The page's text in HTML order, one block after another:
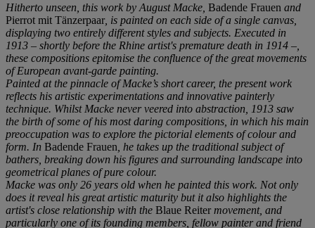
Hitherto unseen, this work by August Macke, Badende Frauen and
Pierrot mit Tänzerpaar, is painted on each side of a single canvas,
displaying two entirely different styles and subjects. Executed in
1913 – shortly before the Rhine artist's premature death in 1914 –,
these compositions epitomise the confluence of the great movements
of European avant-garde painting.
Painted at the pinnacle of Macke’s short career, the present work
reflects his artistic experimentations and innovative painterly
technique. Whilst Macke never veered into abstraction, 1913 saw
the birth of some of his most daring compositions, in which his main
preoccupation was to explore the pictorial elements of colour and
form. In Badende Frauen , he takes up the traditional subject of
bathers, breaking down his figures and surrounding landscape into
geometrical planes of pure colour.
Macke was only 26 years old when he painted this work. Not only
does it reveal his great artistic maturity but it also highlights the
artist's close relationship with the Blaue Reiter movement, and
particularly one of its founding members, fellow painter and friend